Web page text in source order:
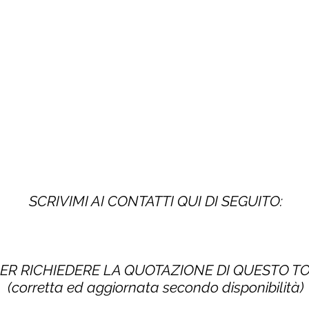
SCRIVIMI AI CONTATTI QUI DI SEGUITO:
RICHIEDERE LA QUOTAZIONE DI QUESTO
(corretta ed aggiornata secondo disponibilità)